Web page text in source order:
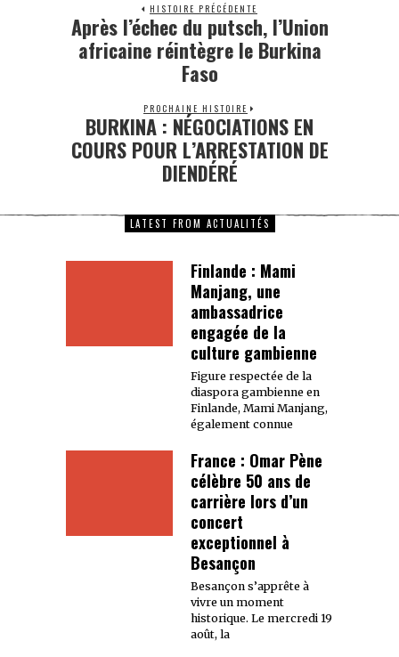
HISTOIRE PRÉCÉDENTE
Après l’échec du putsch, l’Union
africaine réintègre le Burkina
Faso
PROCHAINE HISTOIRE
BURKINA : NÉGOCIATIONS EN
COURS POUR L’ARRESTATION DE
DIENDÉRÉ
LATEST FROM ACTUALITÉS
Finlande : Mami
Manjang, une
ambassadrice
engagée de la
culture gambienne
Figure respectée de la
diaspora gambienne en
Finlande, Mami Manjang,
également connue
France : Omar Pène
célèbre 50 ans de
carrière lors d’un
concert
exceptionnel à
Besançon
Besançon s’apprête à
vivre un moment
historique. Le mercredi 19
août, la